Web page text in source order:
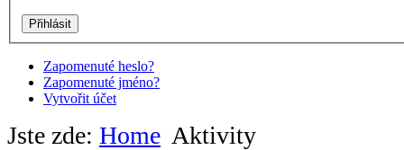
Zapomenuté heslo?
Zapomenuté jméno?
Vytvořit účet
Jste zde: Home Aktivity